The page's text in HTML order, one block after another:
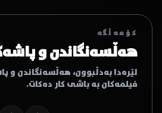
کۆمەڵگە
هەڵسەنگاندن و
لێرەدا بەدڵبوون، هەڵسەنگاندن و
فیلمەکان بە باشی کار دەکات.